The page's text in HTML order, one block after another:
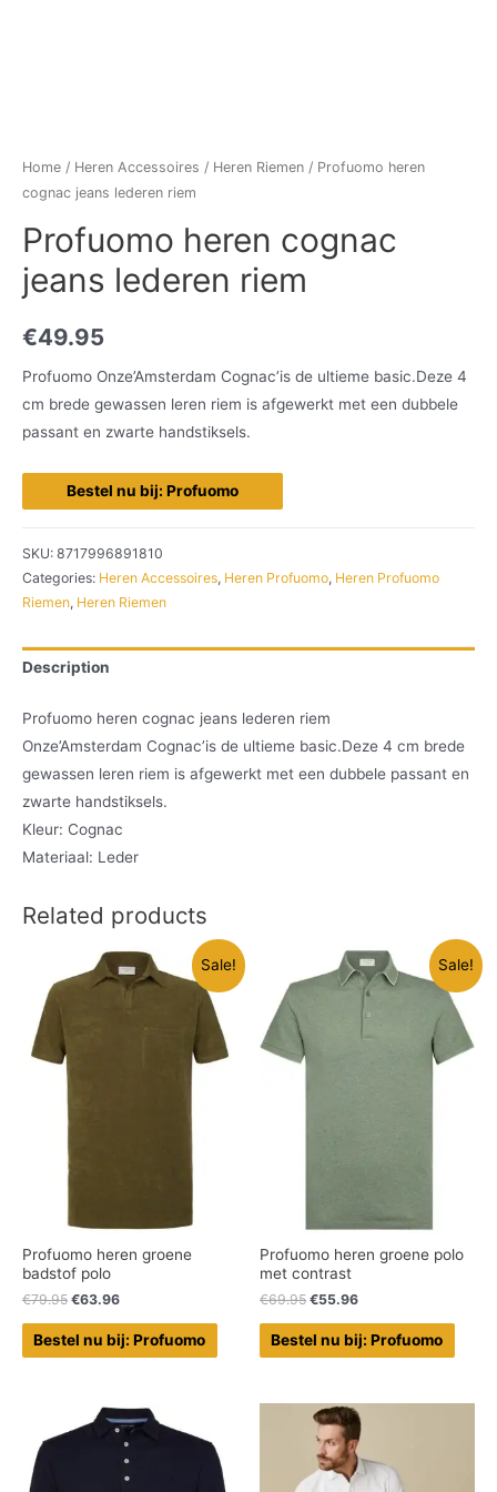
Home / Heren Accessoires / Heren Riemen / Profuomo heren
cognac jeans lederen riem
Profuomo heren cognac
jeans lederen riem
€49.95
Profuomo Onze’Amsterdam Cognac’is de ultieme basic.Deze 4
cm brede gewassen leren riem is afgewerkt met een dubbele
passant en zwarte handstiksels.
Bestel nu bij: Profuomo
SKU: 8717996891810
Categories: Heren Accessoires, Heren Profuomo, Heren Profuomo
Riemen, Heren Riemen
Description
Profuomo heren cognac jeans lederen riem
Onze’Amsterdam Cognac’is de ultieme basic.Deze 4 cm brede
gewassen leren riem is afgewerkt met een dubbele passant en
zwarte handstiksels.
Kleur: Cognac
Materiaal: Leder
Related products
Sale!
Profuomo heren groene
badstof polo
€79.95 €63.96
Bestel nu bij: Profuomo
Sale!
Profuomo heren groene polo
met contrast
€69.95 €55.96
Bestel nu bij: Profuomo